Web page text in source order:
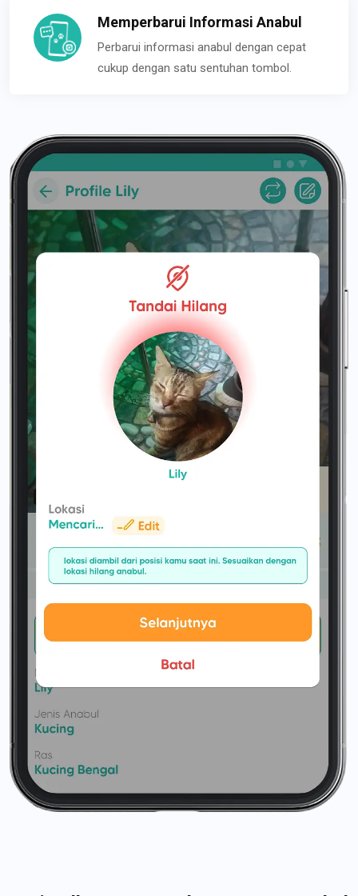
Memperbarui Informasi Anabul
Perbarui informasi anabul dengan cepat
cukup dengan satu sentuhan tombol.